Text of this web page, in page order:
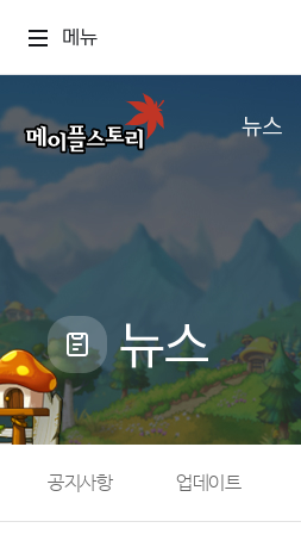
메뉴
뉴스
공지사항
업데이트
캐시샵 공지
메이플 알림판
with maple
뉴스
공지사항 업데이트